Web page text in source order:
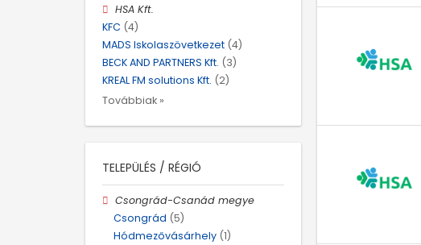
HSA Kft.
KFC (4)
MADS Iskolaszövetkezet (4)
BECK AND PARTNERS Kft. (3)
KREAL FM solutions Kft. (2)
Továbbiak »
TELEPÜLÉS / RÉGIÓ
Csongrád-Csanád megye
Csongrád (5)
Hódmezővásárhely (1)